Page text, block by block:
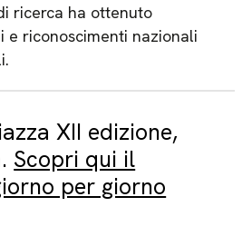
ricerca ha ottenuto
e riconoscimenti nazionali
XII edizione,
Scopri qui il
per giorno